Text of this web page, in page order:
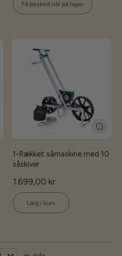
Få besked når på lager
1-Rækket såmaskine med 10
såskiver
1.699,00 kr
Læg i kurv